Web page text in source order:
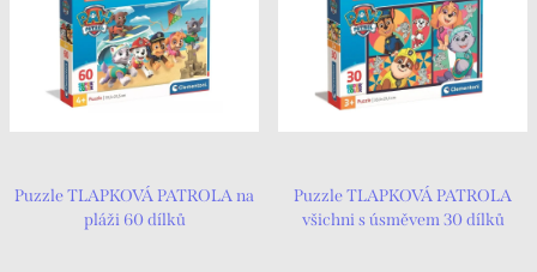
Puzzle TLAPKOVÁ PATROLA na
pláži 60 dílků
Puzzle TLAPKOVÁ PATROLA
všichni s úsměvem 30 dílků